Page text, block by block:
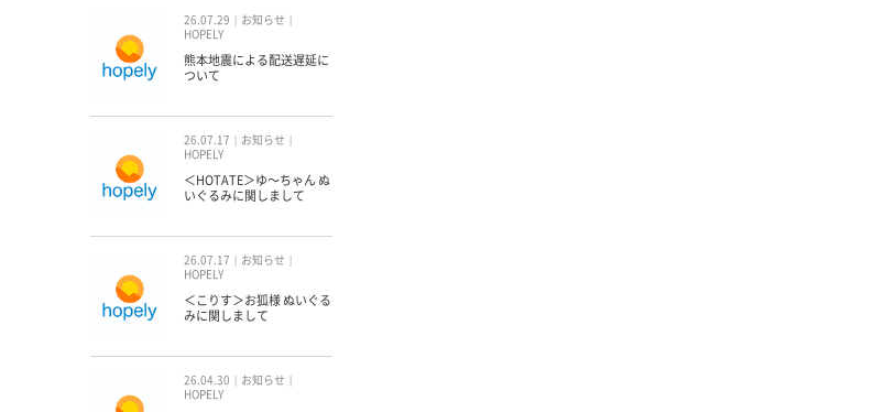
26.07.29
お知らせ
HOPELY
熊本地震による配送遅延に
ついて
26.07.17
お知らせ
HOPELY
＜HOTATE＞ゆ〜ちゃん ぬ
いぐるみに関しまして
26.07.17
お知らせ
HOPELY
＜こりす＞お狐様 ぬいぐる
みに関しまして
26.04.30
お知らせ
HOPELY